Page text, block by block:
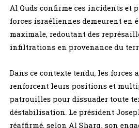
Al Quds confirme ces incidents et
forces israéliennes demeurent en
maximale, redoutant des
infiltrations en provenance du
Dans ce contexte tendu, les forces
renforcent leurs positions et
patrouilles pour dissuader toute
déstabilisation. Le président
réaffirmé, selon Al Sharq, son